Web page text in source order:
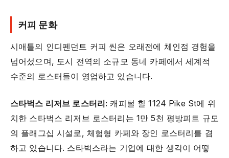
커피 문화
시애틀의 인디펜던트 커피 씬은 오래전에 체인점 경험을
넘어섰으며, 도시 전역의 소규모 동네 카페에서 세계적
수준의 로스터들이 영업하고 있습니다.
스타벅스 리저브 로스터리: 캐피털 힐 1124 Pike St에 위
치한 스타벅스 리저브 로스터리는 1만 5천 평방피트 규모
의 플래그십 시설로, 체험형 카페와 장인 로스터리를 겸
하고 있습니다. 스타벅스라는 기업에 대한 생각이 어떻